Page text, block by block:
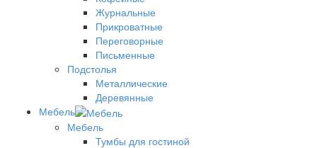
Журнальные
Прикроватные
Переговорные
Письменные
Подстолья
Металлические
Деревянные
Мебель
Мебель
Тумбы для гостиной